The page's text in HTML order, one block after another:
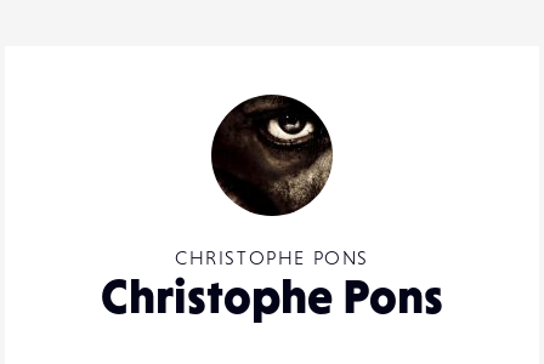
CHRISTOPHE PONS
Christophe Pons